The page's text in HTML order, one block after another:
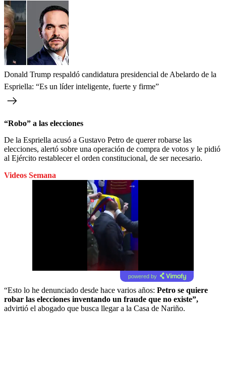
Donald Trump respaldó candidatura presidencial de Abelardo de la
Espriella: “Es un líder inteligente, fuerte y firme”
“Robo” a las elecciones
De la Espriella acusó a Gustavo Petro de querer robarse las
elecciones, alertó sobre una operación de compra de votos y le pidió
al Ejército restablecer el orden constitucional, de ser necesario.
Videos Semana
powered by
“Esto lo he denunciado desde hace varios años: Petro se quiere
robar las elecciones inventando un fraude que no existe”,
advirtió el abogado que busca llegar a la Casa de Nariño.